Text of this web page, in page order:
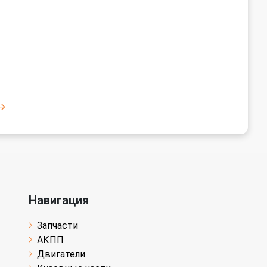
Навигация
Запчасти
АКПП
Двигатели